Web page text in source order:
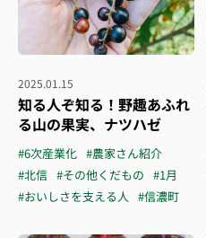
2025.01.15
知る人ぞ知る！野趣あふれ
る山の果実、ナツハゼ
#6次産業化 #農家さん紹介
#北信 #その他くだもの #1月
#おいしさを支える人 #信濃町